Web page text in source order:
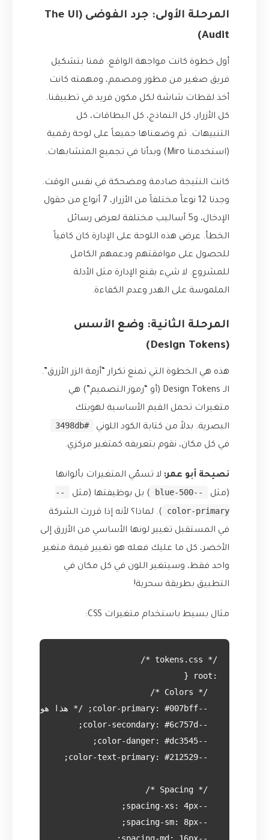
المرحلة الأولى: جرد الفوضى (The UI
Audit)
أول خطوة كانت مواجهة الواقع. قمنا بتشكيل
فريق صغير من مطور ومصمم، ومهمته كانت
أخذ لقطات شاشة لكل مكون فريد في تطبيقنا.
كل الأزرار، كل النماذج، كل البطاقات، كل
التنبيهات. ثم وضعناها جميعاً على لوحة رقمية
(استخدمنا Miro) وبدأنا في تجميع المتشابهات.
كانت النتيجة صادمة ومضحكة في نفس الوقت.
وجدنا 12 نوعاً مختلفاً من الأزرار، 7 أنواع من حقول
الإدخال، و5 أساليب مختلفة لعرض رسائل
الخطأ. عرض هذه اللوحة على الإدارة كان كافياً
للحصول على موافقتهم ودعمهم الكامل
للمشروع. لا شيء يقنع الإدارة مثل الأدلة
الملموسة على الهدر وعدم الكفاءة.
المرحلة الثانية: وضع الأسس
(Design Tokens)
هذه هي الخطوة التي تمنع تكرار “أزمة الزر الأزرق”.
الـ Design Tokens (أو “رموز التصميم”) هي
متغيرات تحمل القيم الأساسية لهويتك
البصرية. بدلاً من كتابة الكود اللوني
#3498db
في كل مكان، نقوم بتعريفه كمتغير مركزي.
نصيحة أبو عمر: لا تسمّي المتغيرات بألوانها
(مثل
--blue-500 ) بل بوظيفتها (مثل
--
color-primary
). لماذا؟ لأنه إذا قررت الشركة
في المستقبل تغيير لونها الأساسي من الأزرق إلى
الأخضر، كل ما عليك فعله هو تغيير قيمة متغير
واحد فقط، وسيتغير اللون في كل مكان في
التطبيق بطريقة سحرية!
مثال بسيط باستخدام متغيرات CSS: